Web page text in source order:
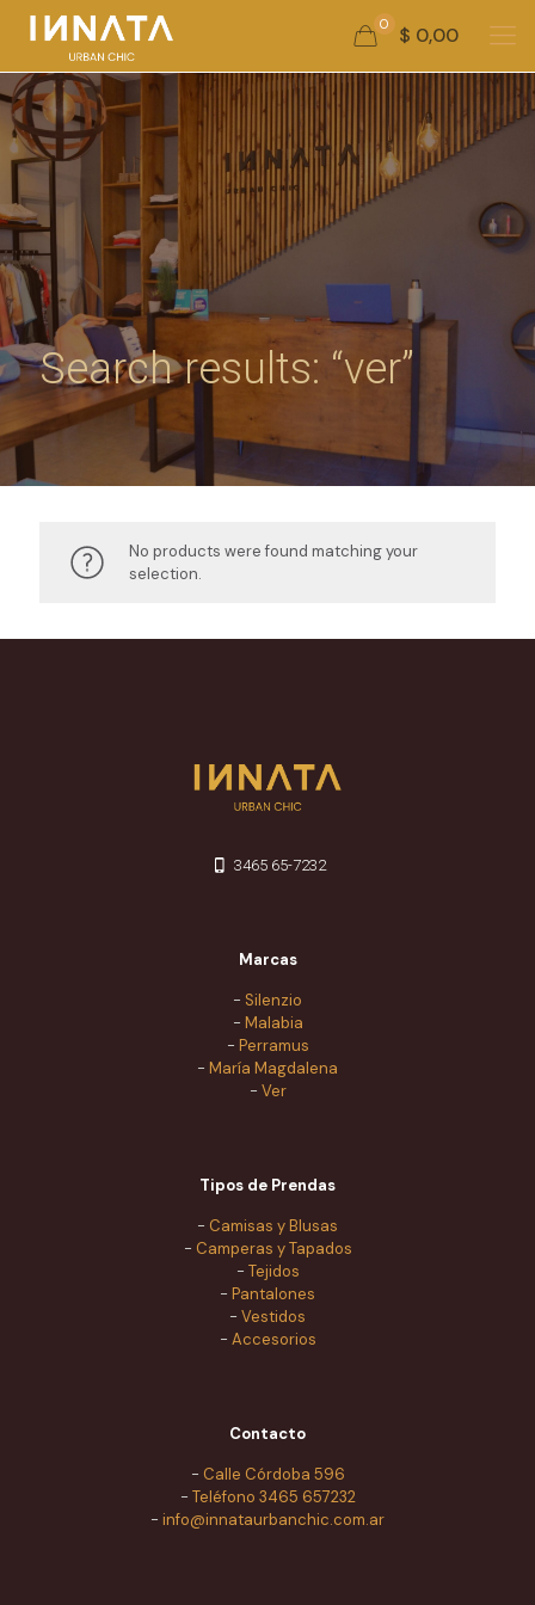
0 $ 0,00
Search results: “ver”
No products were found matching your
selection.
3465 65-7232
Marcas
- Silenzio
- Malabia
- Perramus
- María Magdalena
- Ver
Tipos de Prendas
- Camisas y Blusas
- Camperas y Tapados
- Tejidos
- Pantalones
- Vestidos
- Accesorios
Contacto
- Calle Córdoba 596
- Teléfono 3465 657232
- info@innataurbanchic.com.ar